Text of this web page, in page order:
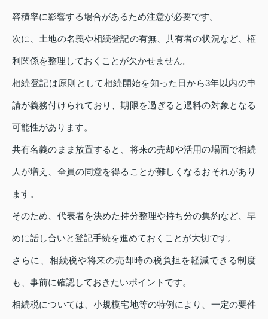
容積率に影響する場合があるため注意が必要です。
次に、土地の名義や相続登記の有無、共有者の状況など、権
利関係を整理しておくことが欠かせません。
相続登記は原則として相続開始を知った日から3年以内の申
請が義務付けられており、期限を過ぎると過料の対象となる
可能性があります。
共有名義のまま放置すると、将来の売却や活用の場面で相続
人が増え、全員の同意を得ることが難しくなるおそれがあり
ます。
そのため、代表者を決めた持分整理や持ち分の集約など、早
めに話し合いと登記手続を進めておくことが大切です。
さらに、相続税や将来の売却時の税負担を軽減できる制度
も、事前に確認しておきたいポイントです。
相続税については、小規模宅地等の特例により、一定の要件